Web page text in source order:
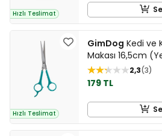
Hızlı Teslimat
Hızlı Teslimat
GimDog Kedi ve
Makası 16,5cm
2,3 3
179 TL